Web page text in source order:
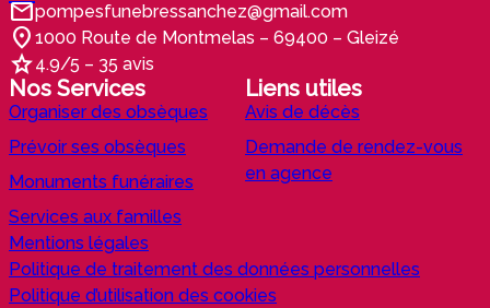
pompesfunebressanchez@gmail.com
1000 Route de Montmelas – 69400 – Gleizé
4.9/5 – 35 avis
Nos Services
Organiser des obsèques
Prévoir ses obsèques
Monuments funéraires
Services aux familles
Liens utiles
Avis de décès
Demande de rendez-vous
en agence
Mentions légales
Politique de traitement des données personnelles
Politique d’utilisation des cookies